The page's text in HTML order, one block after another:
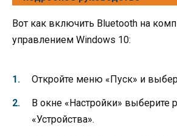
Вот как включить Bluetooth на
управлением Windows 10:
Откройте меню «Пуск» и
В окне «Настройки» выберите
«Устройства».